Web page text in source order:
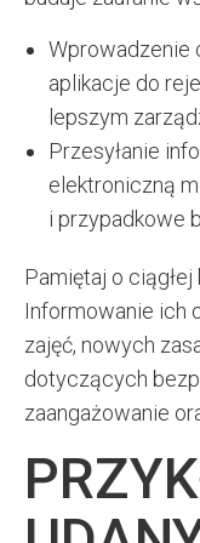
Wprowadzenie
aplikacje do
lepszym
Przesyłanie
elektroniczną
i przypadkowe
Pamiętaj o
Informowanie ich
zajęć, nowych
dotyczących
zaangażowanie